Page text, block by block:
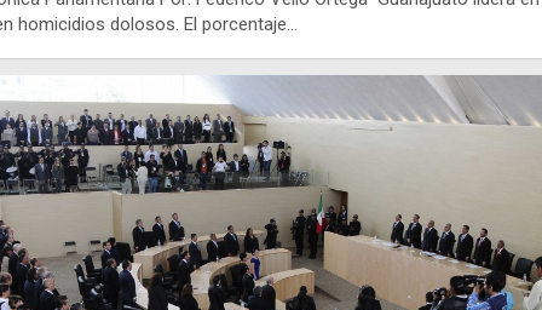
homicidios dolosos. El porcentaje…